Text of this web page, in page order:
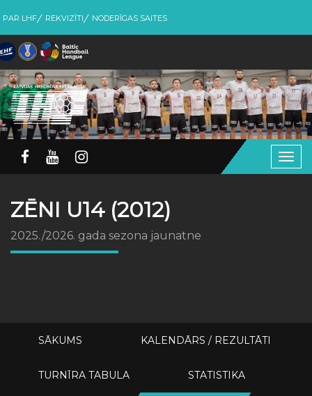
PAR LHF REKVIZĪTI NODERĪGAS SAITES
ZĒNI U14 (2012)
2025./2026. gada sezona jaunatne
SĀKUMS KALENDĀRS / REZULTĀTI
TURNĪRA TABULA STATISTIKA